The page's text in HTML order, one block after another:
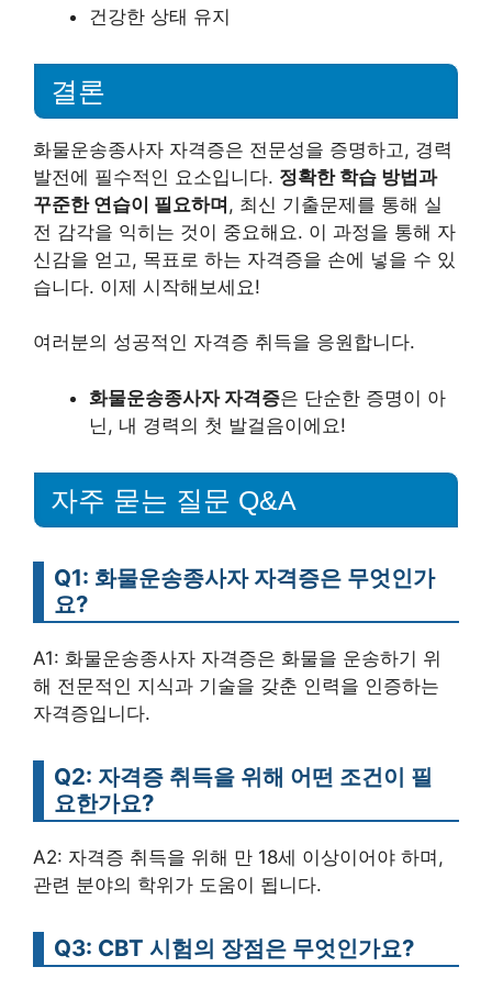
건강한 상태 유지
결론
화물운송종사자 자격증은 전문성을 증명하고, 경력
발전에 필수적인 요소입니다. 정확한 학습 방법과
꾸준한 연습이 필요하며, 최신 기출문제를 통해 실
전 감각을 익히는 것이 중요해요. 이 과정을 통해 자
신감을 얻고, 목표로 하는 자격증을 손에 넣을 수 있
습니다. 이제 시작해보세요!
여러분의 성공적인 자격증 취득을 응원합니다.
화물운송종사자 자격증은 단순한 증명이 아
닌, 내 경력의 첫 발걸음이에요!
자주 묻는 질문 Q&A
Q1: 화물운송종사자 자격증은 무엇인가
요?
A1: 화물운송종사자 자격증은 화물을 운송하기 위
해 전문적인 지식과 기술을 갖춘 인력을 인증하는
자격증입니다.
Q2: 자격증 취득을 위해 어떤 조건이 필
요한가요?
A2: 자격증 취득을 위해 만 18세 이상이어야 하며,
관련 분야의 학위가 도움이 됩니다.
Q3: CBT 시험의 장점은 무엇인가요?